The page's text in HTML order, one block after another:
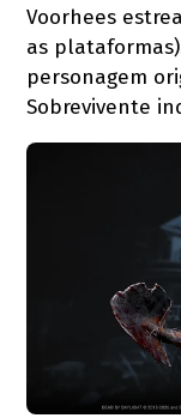
Voorhees
as
personagem
Sobrevivente